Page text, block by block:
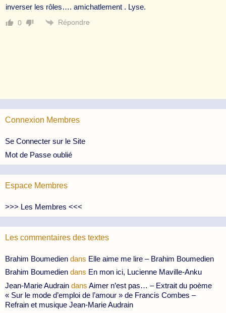
inverser les rôles…. amichatlement . Lyse.
0 Répondre
Connexion Membres
Se Connecter sur le Site
Mot de Passe oublié
Espace Membres
>>> Les Membres <<<
Les commentaires des textes
Brahim Boumedien dans Elle aime me lire – Brahim Boumedien
Brahim Boumedien dans En mon ici, Lucienne Maville-Anku
Jean-Marie Audrain dans Aimer n’est pas… – Extrait du poème
« Sur le mode d’emploi de l’amour » de Francis Combes –
Refrain et musique Jean-Marie Audrain